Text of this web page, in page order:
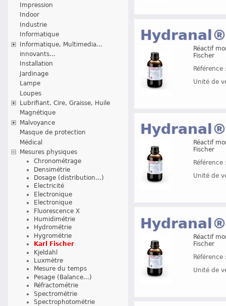
Impression
Indoor
Industrie
Informatique
Informatique, Multimedia...
innovants...
Installation
Jardinage
Lampe
Loupes
Lubrifiant, Cire, Graisse, Huile
Magnétique
Malvoyance
Masque de protection
Médical
Mesures physiques
Chronométrage
Densimétrie
Dosage (distribution...)
Electricité
Electronique
Electronique
Fluorescence X
Humidimétrie
Hydrométrie
Hygrométrie
Karl Fischer
Kjeldahl
Luxmètre
Mesure du temps
Pesage (Balance...)
Réfractométrie
Spectrométrie
Spectrophotométrie
Réactif
Fischer
Unité de
Réactif
Fischer
Unité de
Réactif
Fischer
Unité de